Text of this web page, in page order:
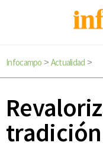
Infocampo > Actualidad >
tradición